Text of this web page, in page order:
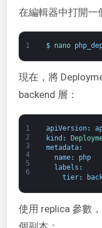
在編輯器中打開一
1 $ nano
現在，將
backend 層：
1
2
3
4
5
6
apiVersion:
kind :
metadata:
name:
php
labels :
tier:
使用 replica 參數